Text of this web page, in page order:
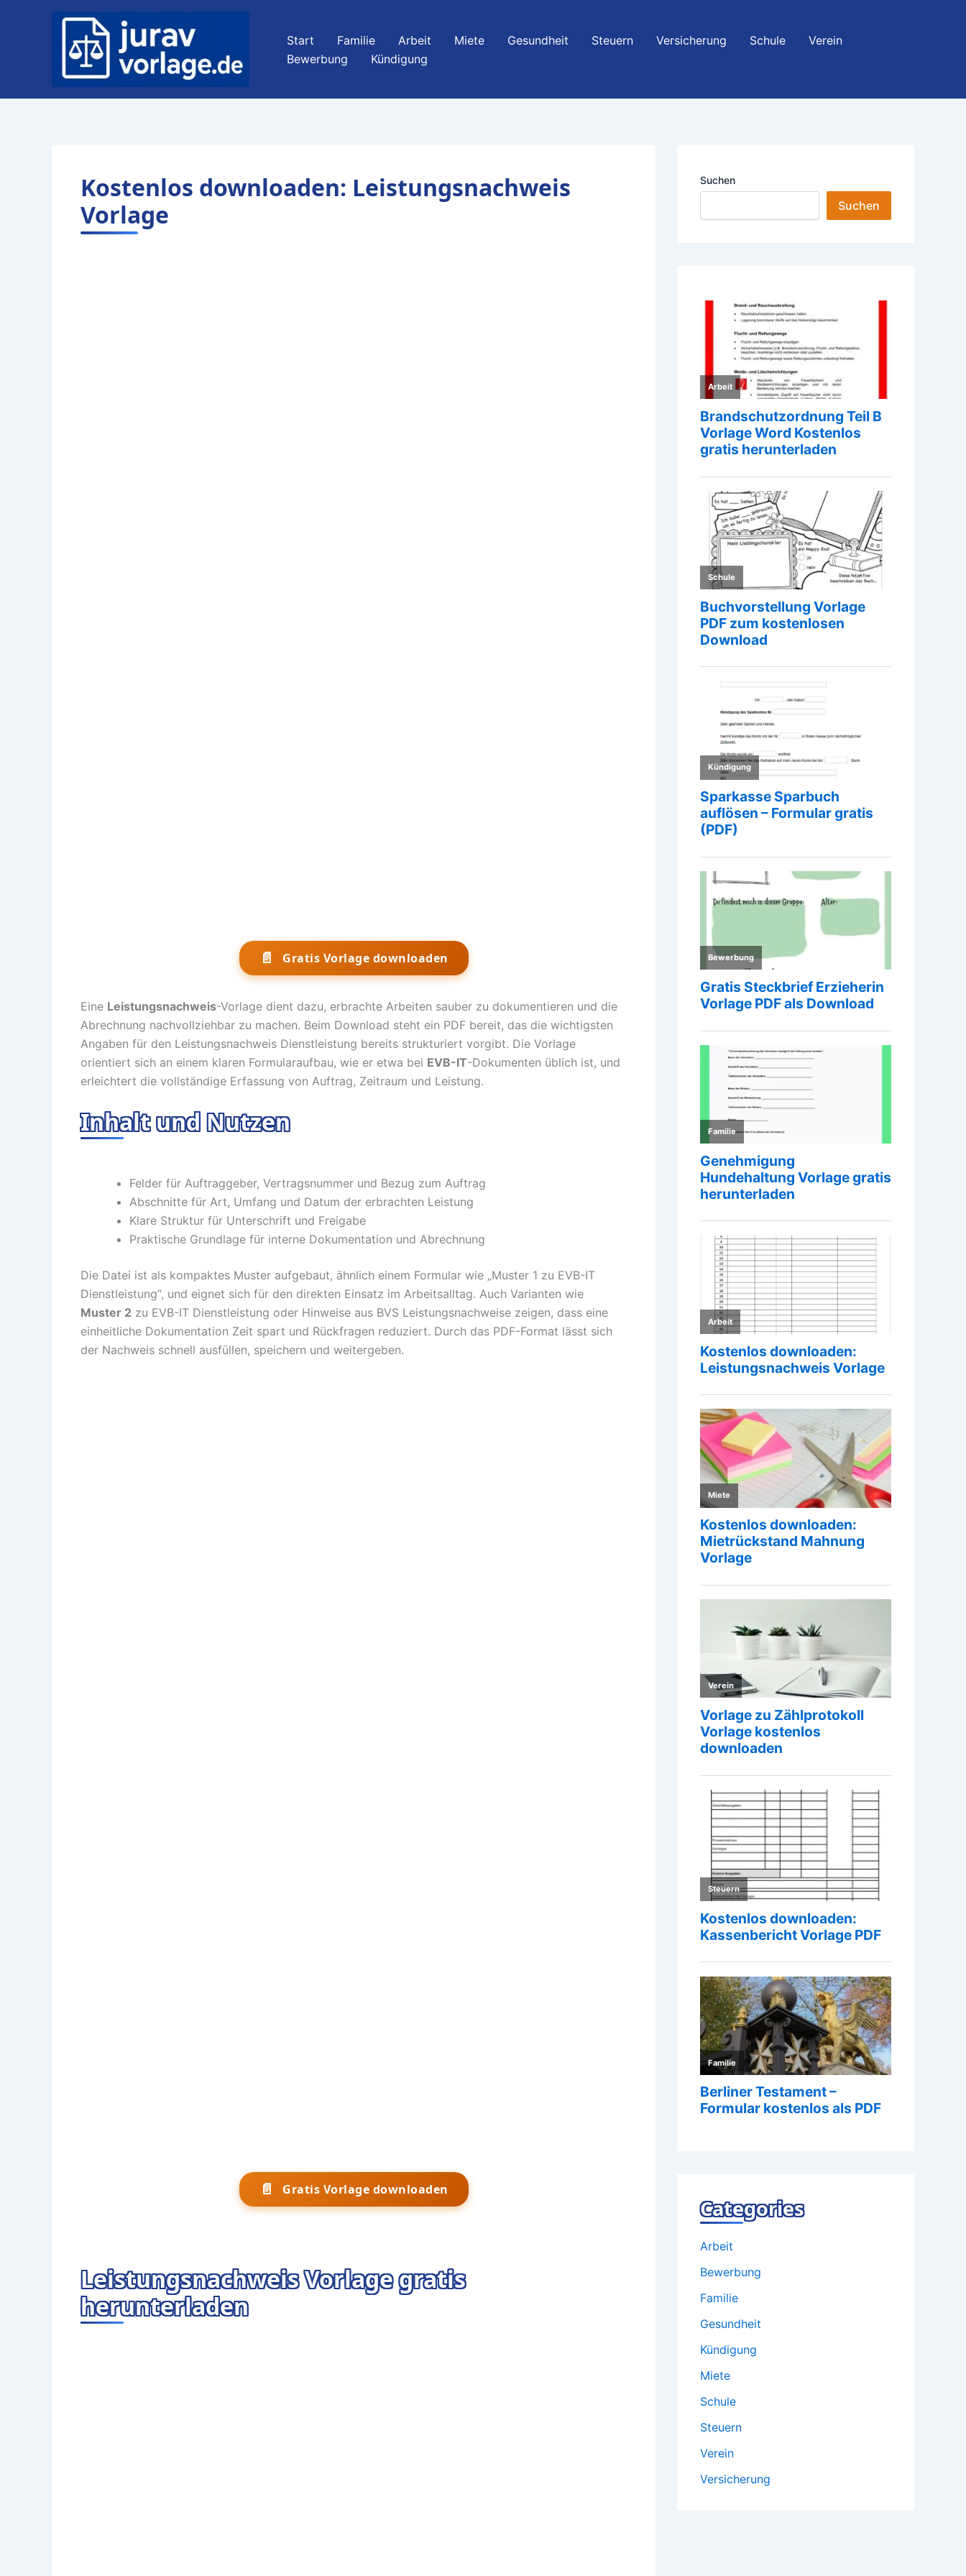
Start Familie Arbeit Miete Gesundheit Steuern Versicherung Schule
Verein
Bewerbung
Kündigung
Kostenlos downloaden: Leistungsnachweis
Vorlage
📄 Gratis Vorlage downloaden
Eine Leistungsnachweis-Vorlage dient dazu, erbrachte Arbeiten sauber zu dokumentieren und die
Abrechnung nachvollziehbar zu machen. Beim Download steht ein PDF bereit, das die wichtigsten
Angaben für den Leistungsnachweis Dienstleistung bereits strukturiert vorgibt. Die Vorlage
orientiert sich an einem klaren Formularaufbau, wie er etwa bei EVB-IT-Dokumenten üblich ist, und
erleichtert die vollständige Erfassung von Auftrag, Zeitraum und Leistung.
Inhalt und Nutzen
Felder für Auftraggeber, Vertragsnummer und Bezug zum Auftrag
Abschnitte für Art, Umfang und Datum der erbrachten Leistung
Klare Struktur für Unterschrift und Freigabe
Praktische Grundlage für interne Dokumentation und Abrechnung
Die Datei ist als kompaktes Muster aufgebaut, ähnlich einem Formular wie „Muster 1 zu EVB-IT
Dienstleistung“, und eignet sich für den direkten Einsatz im Arbeitsalltag. Auch Varianten wie
Muster 2 zu EVB-IT Dienstleistung oder Hinweise aus BVS Leistungsnachweise zeigen, dass eine
einheitliche Dokumentation Zeit spart und Rückfragen reduziert. Durch das PDF-Format lässt sich
der Nachweis schnell ausfüllen, speichern und weitergeben.
📄 Gratis Vorlage downloaden
Leistungsnachweis Vorlage gratis
herunterladen
Suchen
Suchen
Categories
Arbeit
Bewerbung
Familie
Gesundheit
Kündigung
Miete
Schule
Steuern
Verein
Versicherung